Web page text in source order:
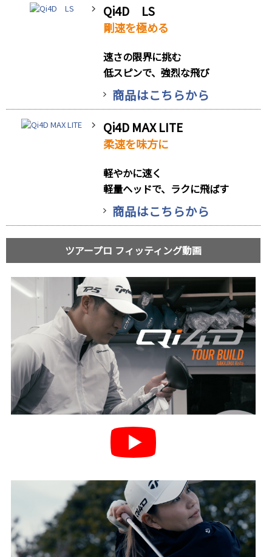
Qi4D LS
剛速を極める
速さの限界に挑む
低スピンで、強烈な飛び
商品はこちらから
Qi4D MAX LITE
柔速を味方に
軽やかに速く
軽量ヘッドで、ラクに飛ばす
商品はこちらから
ツアープロ フィッティング動画